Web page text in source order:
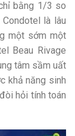
bằng 1/3 so
là lâu
một sớm một
Beau Rivage
tâm sầm uất
khả năng sinh
hỏi tính toán